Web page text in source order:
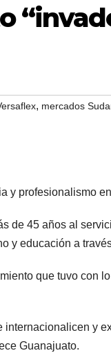
, mercados
y profesionalismo
de 45 años al
y educación a
que tuvo con
y
Guanajuato.